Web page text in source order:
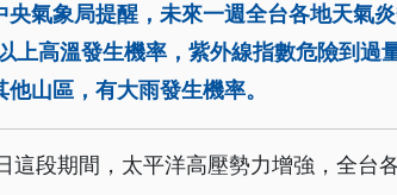
氣象局提醒，未來一週全台各地天氣炎
上高溫發生機率，紫外線指數危險到過
山區，有大雨發生機率。
段期間，太平洋高壓勢力增強，全台